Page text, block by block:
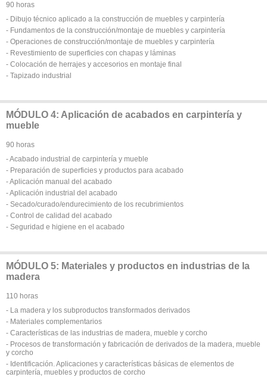
90 horas
- Dibujo técnico aplicado a la construcción de muebles y carpintería
- Fundamentos de la construcción/montaje de muebles y carpintería
- Operaciones de construcción/montaje de muebles y carpintería
- Revestimiento de superficies con chapas y láminas
- Colocación de herrajes y accesorios en montaje final
- Tapizado industrial
MÓDULO 4: Aplicación de acabados en carpintería y
mueble
90 horas
- Acabado industrial de carpintería y mueble
- Preparación de superficies y productos para acabado
- Aplicación manual del acabado
- Aplicación industrial del acabado
- Secado/curado/endurecimiento de los recubrimientos
- Control de calidad del acabado
- Seguridad e higiene en el acabado
MÓDULO 5: Materiales y productos en industrias de la
madera
110 horas
- La madera y los subproductos transformados derivados
- Materiales complementarios
- Características de las industrias de madera, mueble y corcho
- Procesos de transformación y fabricación de derivados de la madera, mueble
y corcho
- Identificación. Aplicaciones y características básicas de elementos de
carpintería, muebles y productos de corcho